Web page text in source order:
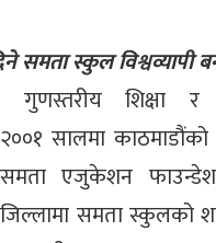
समता स्कुल विश्वव्यापी
शिक्षा र
सालमा काठमाडौंको
एजुकेशन
समता स्कुलको